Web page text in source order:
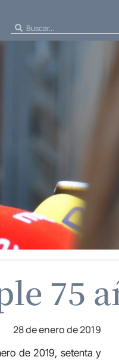
75
28 de enero de 2019
de 2019, setenta y